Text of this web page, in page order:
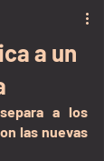
a un
a los
las nuevas